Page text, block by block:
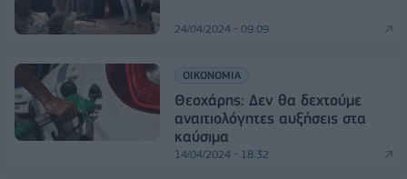
24/04/2024 - 09:09
ΟΙΚΟΝΟΜΙΑ
Θεοχάρης: Δεν θα δεχτούμε
αναιτιολόγητες αυξήσεις στα
καύσιμα
14/04/2024 - 18:32